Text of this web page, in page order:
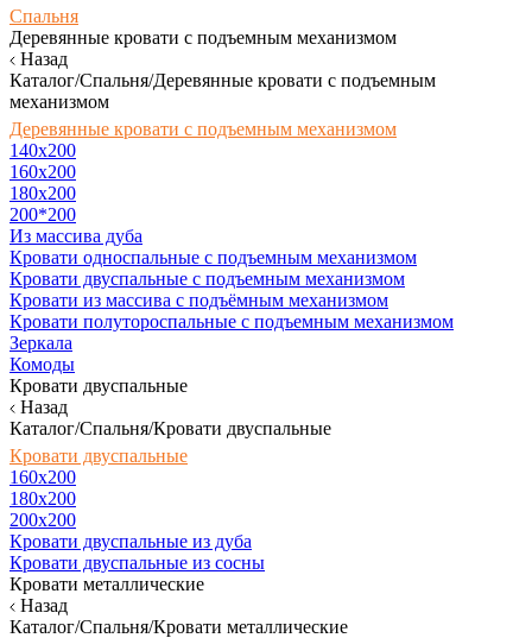
Спальня
Деревянные кровати с подъемным механизмом
Назад
Каталог/Спальня/Деревянные кровати с подъемным
механизмом
Деревянные кровати с подъемным механизмом
140x200
160х200
180х200
200*200
Из массива дуба
Кровати односпальные с подъемным механизмом
Кровати двуспальные с подъемным механизмом
Кровати из массива с подъёмным механизмом
Кровати полутороспальные с подъемным механизмом
Зеркала
Комоды
Кровати двуспальные
Назад
Каталог/Спальня/Кровати двуспальные
Кровати двуспальные
160х200
180x200
200x200
Кровати двуспальные из дуба
Кровати двуспальные из сосны
Кровати металлические
Назад
Каталог/Спальня/Кровати металлические